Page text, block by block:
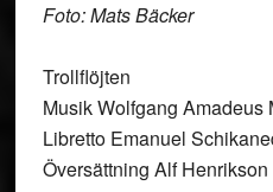
Foto: Mats Bäcker
Trollflöjten
Musik Wolfgang Amadeus
Libretto Emanuel
Översättning Alf Henrikson